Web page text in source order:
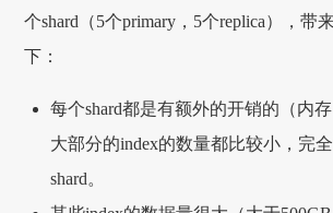
个shard（5个primary，5个replica），带
下：
每个shard都是有额外的开销的（内
大部分的index的数量都比较小，完
shard。